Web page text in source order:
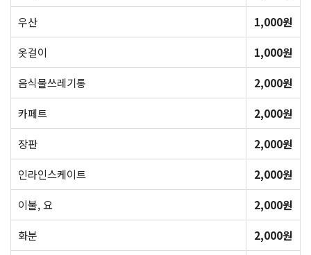
우산
1,000원
옷걸이
1,000원
음식물쓰레기통
2,000원
카페트
2,000원
장판
2,000원
인라인스케이트
2,000원
이불, 요
2,000원
화분
2,000원